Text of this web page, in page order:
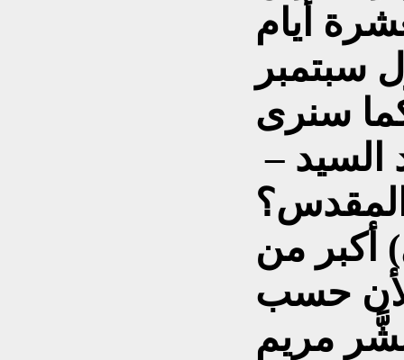
أيام
سبتمبر
– كيف نعرف في أي يوم ولد السيد
أكبر من
أشهر، لأن حسب
مريم